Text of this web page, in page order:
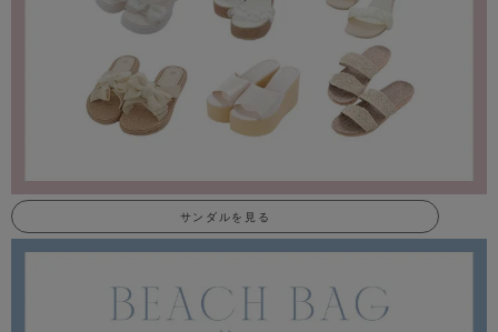
サンダルを見る